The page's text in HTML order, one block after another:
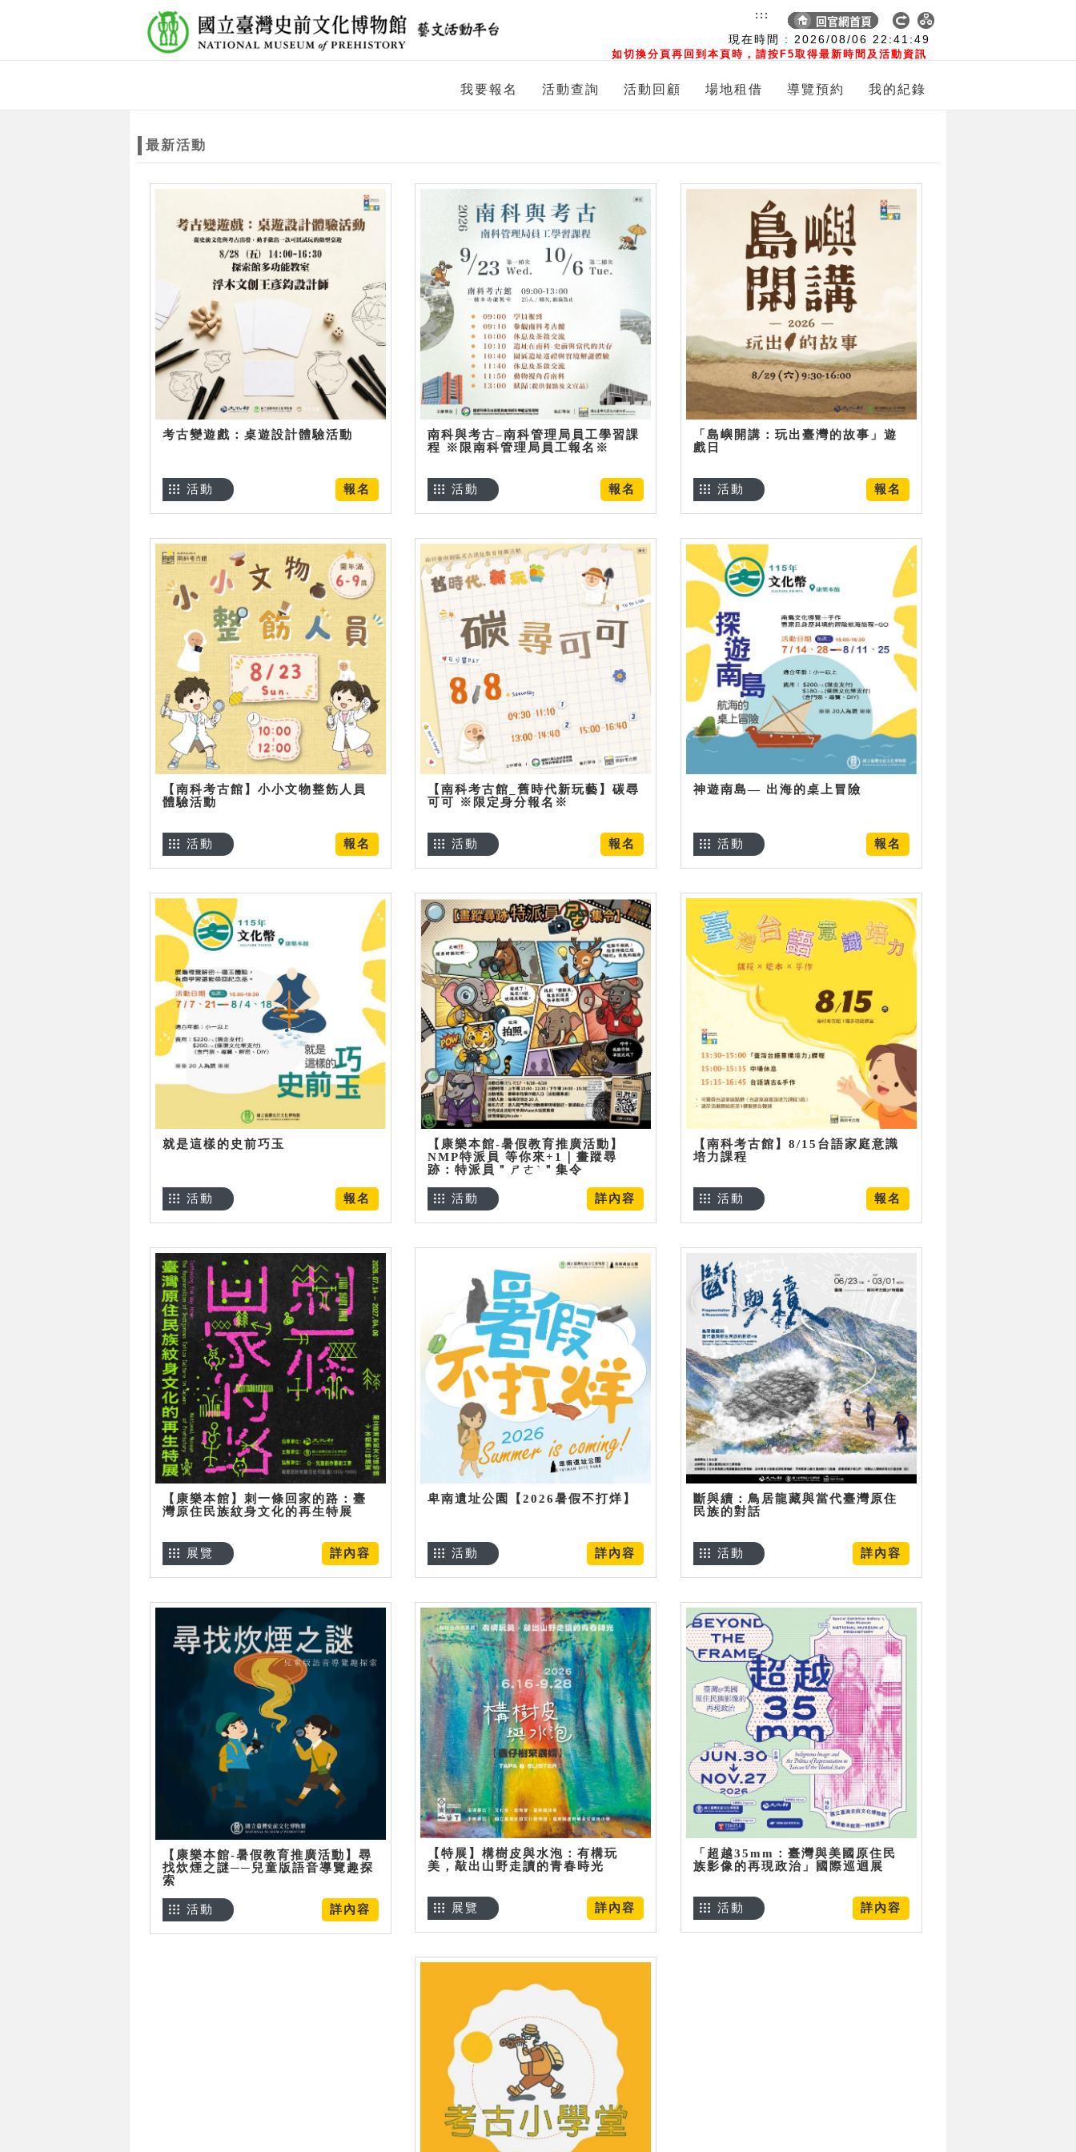
現在時間 : 2026/08/06 22:41:50
如切換分頁再回到本頁時，請按F5取得最新時間及活動資訊
:::
我要報名 活動查詢 活動回顧 場地租借 導覽預約 我的紀錄
最新活動
考古變遊戲：桌遊設計體驗活動
報名
活動
南科與考古–南科管理局員工學習課
程 ※限南科管理局員工報名※
報名
活動
「島嶼開講：玩出臺灣的故事」遊
戲日
報名
活動
【南科考古館】小小文物整飭人員
體驗活動
報名
活動
【南科考古館_舊時代新玩藝】碳尋
可可 ※限定身分報名※
報名
活動
神遊南島— 出海的桌上冒險
報名
活動
就是這樣的史前巧玉
報名
活動
【康樂本館-暑假教育推廣活動】
NMP特派員 等你來+1｜畫蹤尋
跡：特派員＂ㄕㄜˋ＂集令
詳內容
活動
【南科考古館】8/15台語家庭意識
培力課程
報名
活動
【康樂本館】刺一條回家的路：臺
灣原住民族紋身文化的再生特展
詳內容
展覽
卑南遺址公園【2026暑假不打烊】
詳內容
活動
斷與續：鳥居龍藏與當代臺灣原住
民族的對話
詳內容
活動
【康樂本館-暑假教育推廣活動】尋
找炊煙之謎──兒童版語音導覽趣探
索
詳內容
活動
【特展】構樹皮與水泡：有構玩
美，敲出山野走讀的青春時光
詳內容
展覽
「超越35mm：臺灣與美國原住民
族影像的再現政治」國際巡迴展
詳內容
活動